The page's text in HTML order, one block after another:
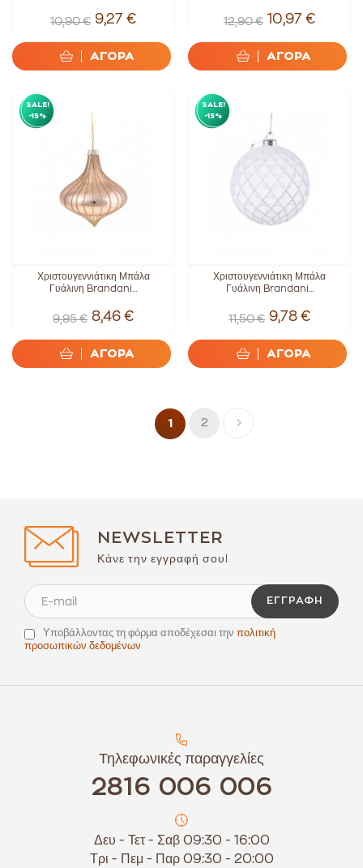
10,90 € 9,27 €
ΑΓΟΡΑ
12,90 € 10,97 €
ΑΓΟΡΑ
SALE!
-15%
Χριστουγεννιάτικη Μπάλα
Γυάλινη Brandani...
9,95 € 8,46 €
ΑΓΟΡΑ
SALE!
-15%
Χριστουγεννιάτικη Μπάλα
Γυάλινη Brandani...
11,50 € 9,78 €
ΑΓΟΡΑ
1 2
NEWSLETTER
Κάνε την εγγραφή σου!
ΕΓΓΡΑΦΉ
Υποβάλλοντας τη φόρμα αποδέχεσαι την πολιτική
προσωπικών δεδομένων
Τηλεφωνικές παραγγελίες
2816 006 006
Δευ - Τετ - Σαβ 09:30 - 16:00
Τρι - Πεμ - Παρ 09:30 - 20:00